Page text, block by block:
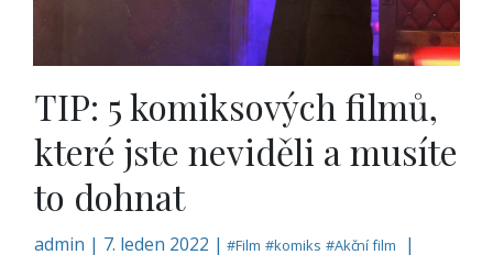
TIP: 5 komiksových filmů,
které jste neviděli a musíte
to dohnat
admin | 7. leden 2022 |#Film #komiks #Akční film |